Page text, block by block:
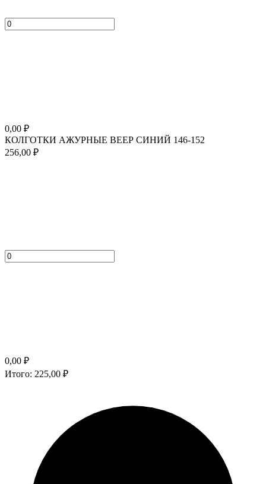
0,00 ₽
КОЛГОТКИ АЖУРНЫЕ ВЕЕР СИНИЙ 146-152
256,00 ₽
0,00 ₽
Итого: 225,00 ₽